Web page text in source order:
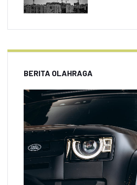
BERITA OLAHRAGA